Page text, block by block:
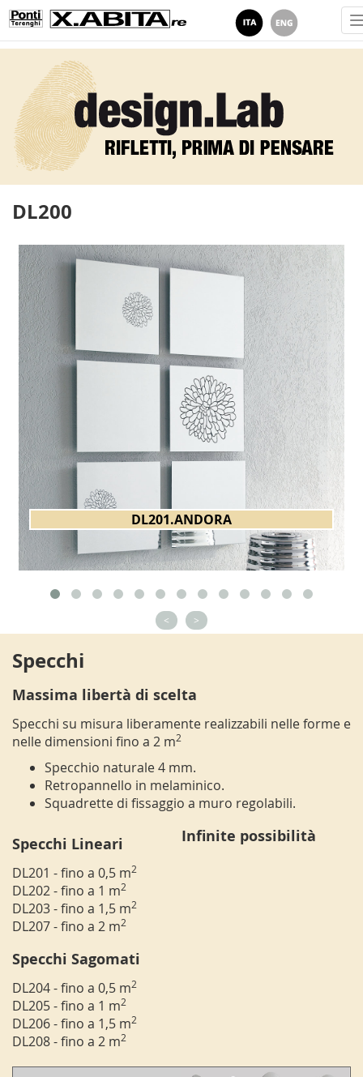
DL200
DL201.ANDORA
< >
Specchi
Massima libertà di scelta
Specchi su misura liberamente realizzabili nelle forme e
nelle dimensioni fino a 2 m2
Specchio naturale 4 mm.
Retropannello in melaminico.
Squadrette di fissaggio a muro regolabili.
Specchi Lineari
DL201 - fino a 0,5 m2
DL202 - fino a 1 m2
DL203 - fino a 1,5 m2
DL207 - fino a 2 m2
Specchi Sagomati
DL204 - fino a 0,5 m2
DL205 - fino a 1 m2
DL206 - fino a 1,5 m2
DL208 - fino a 2 m2
Infinite possibilità